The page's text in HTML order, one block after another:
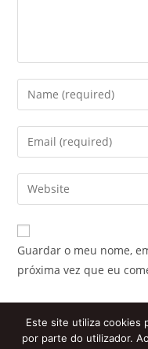
Enter
your
name
comment
Enter
your
email
address
comment
Enter
your
website
URL
Guardar o meu nome,
próxima vez que eu
Este site utiliza cookies
por parte do utilizador.